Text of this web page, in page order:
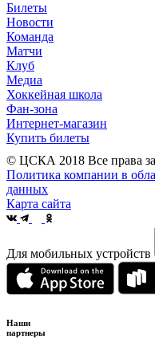
Билеты
Новости
Команда
Матчи
Клуб
Медиа
Хоккейная школа
Фан-зона
Интернет-магазин
Купить билеты
© ЦСКА 2018 Все права
Политика компании в
данных
Карта сайта
Для мобильных устройств
Наши
партнеры